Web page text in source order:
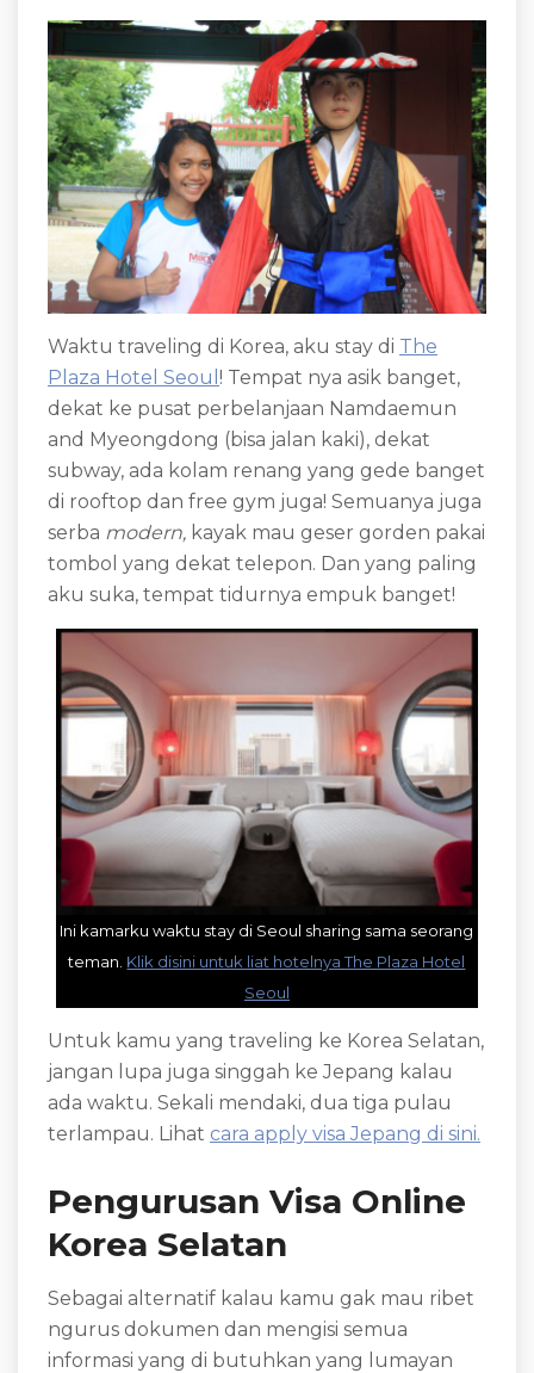
Waktu traveling di Korea, aku stay di The
Plaza Hotel Seoul ! Tempat nya asik banget,
dekat ke pusat perbelanjaan Namdaemun
and Myeongdong (bisa jalan kaki), dekat
subway, ada kolam renang yang gede banget
di rooftop dan free gym juga! Semuanya juga
serba modern, kayak mau geser gorden pakai
tombol yang dekat telepon. Dan yang paling
aku suka, tempat tidurnya empuk banget!
Ini kamarku waktu stay di Seoul sharing sama seorang
teman. Klik disini untuk liat hotelnya The Plaza Hotel
Seoul
Untuk kamu yang traveling ke Korea Selatan,
jangan lupa juga singgah ke Jepang kalau
ada waktu. Sekali mendaki, dua tiga pulau
terlampau. Lihat cara apply visa Jepang di sini.
Pengurusan Visa Online
Korea Selatan
Sebagai alternatif kalau kamu gak mau ribet
ngurus dokumen dan mengisi semua
informasi yang di butuhkan yang lumayan